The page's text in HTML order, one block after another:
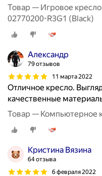
Товар — Игровое кресло
02770200-R3G1 (Black)
Александр
79 отзывов
11 марта 2022
Отличное кресло.
качественные
Товар — Компьютерное
Кристина Вязина
64 отзыва
6 февраля 2022